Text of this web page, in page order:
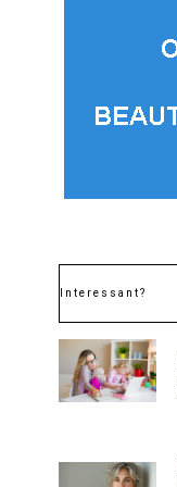
Interessant?